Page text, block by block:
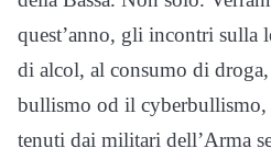
quest’anno, gli incontri sulla
di alcol, al consumo di
bullismo od il cyberbullismo,
tenuti dai militari dell’Arma